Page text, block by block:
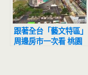
跟著全台「藝文特區」
周邊房市一次看 桃園